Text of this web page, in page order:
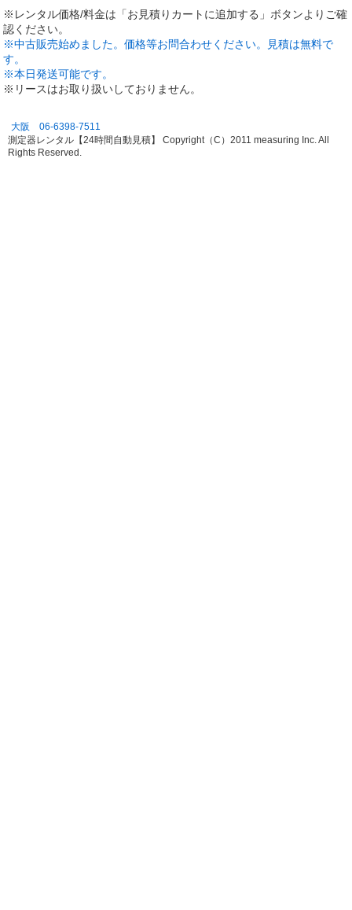
※レンタル価格/料金は「お見積りカートに追加する」ボタンよりご確
認ください。
※中古販売始めました。価格等お問合わせください。見積は無料で
す。
※本日発送可能です。
※リースはお取り扱いしておりません。
大阪 06-6398-7511
測定器レンタル【24時間自動見積】 Copyright（C）2011 measuring Inc. All
Rights Reserved.